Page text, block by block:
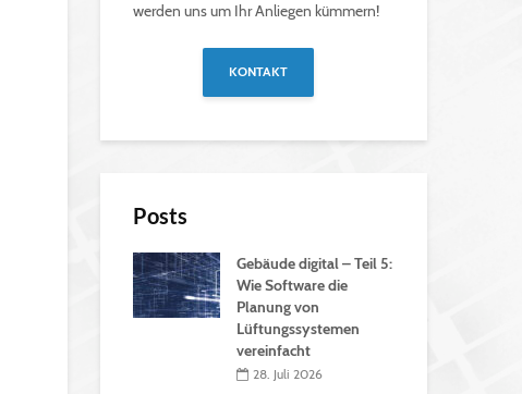
werden uns um Ihr Anliegen kümmern!
KONTAKT
Posts
Gebäude digital – Teil 5:
Wie Software die
Planung von
Lüftungssystemen
vereinfacht
28. Juli 2026